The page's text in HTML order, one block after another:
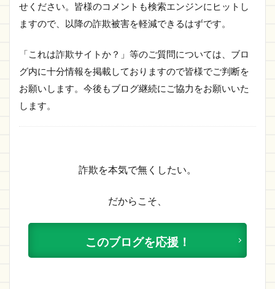
せください。皆様のコメントも検索エンジンにヒットし
ますので、以降の詐欺被害を軽減できるはずです。
「これは詐欺サイトか？」等のご質問については、ブロ
グ内に十分情報を掲載しておりますので皆様でご判断を
お願いします。今後もブログ継続にご協力をお願いいた
します。
詐欺を本気で無くしたい。
だからこそ、
このブログを応援！